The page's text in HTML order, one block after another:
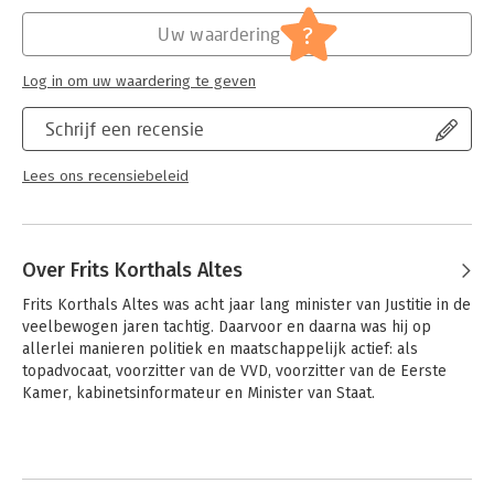
constitutionele verhoudingen en de positie van de Koning als
Schrijf een recensie
Lees ons recensiebeleid
Uw waardering ?
Log in om uw waardering te geven
Over Frits Korthals Altes
Frits Korthals Altes was acht jaar lang minister van Justitie in de
veelbewogen jaren tachtig. Daarvoor en daarna was hij op
allerlei manieren politiek en maatschappelijk actief: als
topadvocaat, voorzitter van de VVD, voorzitter van de Eerste
Kamer, kabinetsinformateur en Minister van Staat.